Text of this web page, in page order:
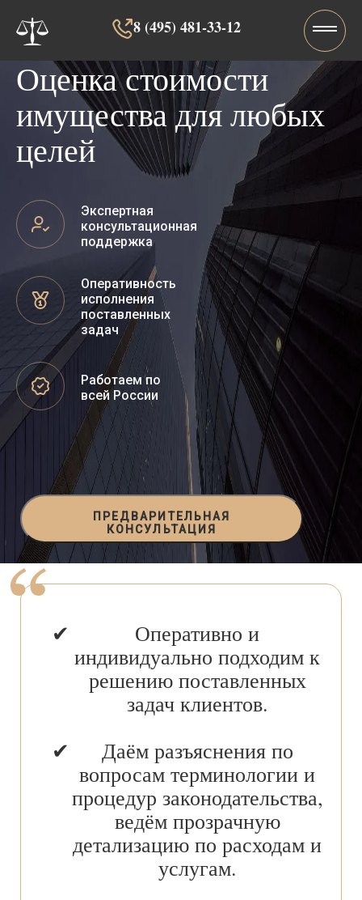
8 (495) 481-33-12‬‬
Оценка стоимости
имущества для любых
целей
Экспертная
консультационная
поддержка
Оперативность
исполнения
поставленных
задач
Работаем по
всей России
ПРЕДВАРИТЕЛЬНАЯ
КОНСУЛЬТАЦИЯ
Оперативно и
индивидуально подходим к
решению поставленных
задач клиентов.
Даём разъяснения по
вопросам терминологии и
процедур законодательства,
ведём прозрачную
детализацию по расходам и
услугам.